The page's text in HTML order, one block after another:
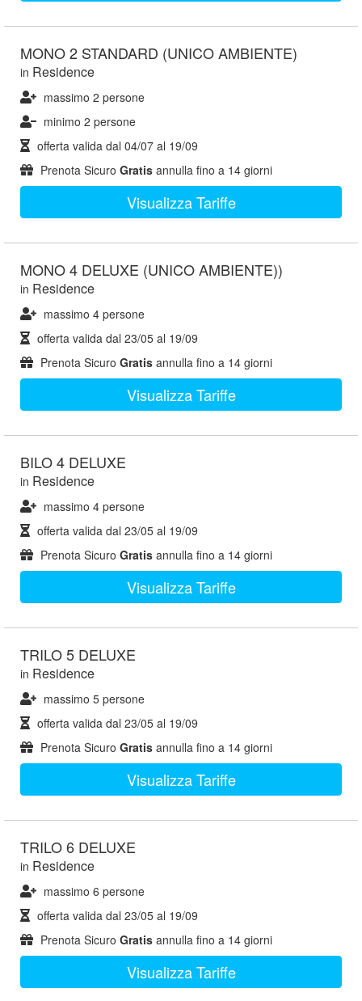
MONO 2 STANDARD (UNICO AMBIENTE)
in Residence
massimo 2 persone
minimo 2 persone
offerta valida dal 04/07 al 19/09
Prenota Sicuro Gratis annulla fino a 14 giorni
Visualizza Tariffe
MONO 4 DELUXE (UNICO AMBIENTE))
in Residence
massimo 4 persone
offerta valida dal 23/05 al 19/09
Prenota Sicuro Gratis annulla fino a 14 giorni
Visualizza Tariffe
BILO 4 DELUXE
in Residence
massimo 4 persone
offerta valida dal 23/05 al 19/09
Prenota Sicuro Gratis annulla fino a 14 giorni
Visualizza Tariffe
TRILO 5 DELUXE
in Residence
massimo 5 persone
offerta valida dal 23/05 al 19/09
Prenota Sicuro Gratis annulla fino a 14 giorni
Visualizza Tariffe
TRILO 6 DELUXE
in Residence
massimo 6 persone
offerta valida dal 23/05 al 19/09
Prenota Sicuro Gratis annulla fino a 14 giorni
Visualizza Tariffe